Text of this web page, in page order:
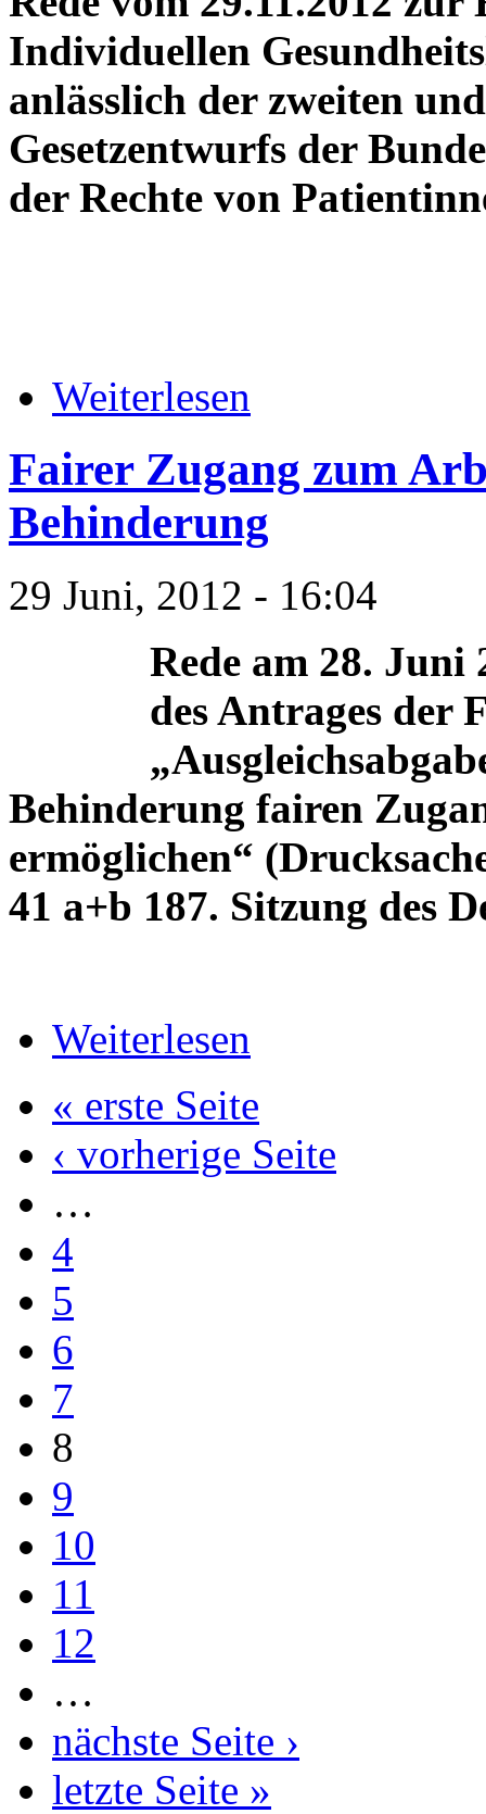
Individuellen
anlässlich der zweiten
Gesetzentwurfs der
der Rechte von
Weiterlesen
Fairer Zugang zum
Behinderung
29 Juni, 2012 - 16:04
Rede am 28. Juni
des Antrages der
Behinderung fairen
ermöglichen“
41 a+b 187. Sitzung des
Weiterlesen
« erste Seite
‹ vorherige Seite
…
4
5
6
7
8
9
10
11
12
…
nächste Seite ›
letzte Seite »